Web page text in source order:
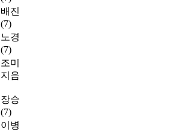
배진
(7)
노경
(7)
조미
음
장승
(7)
이병